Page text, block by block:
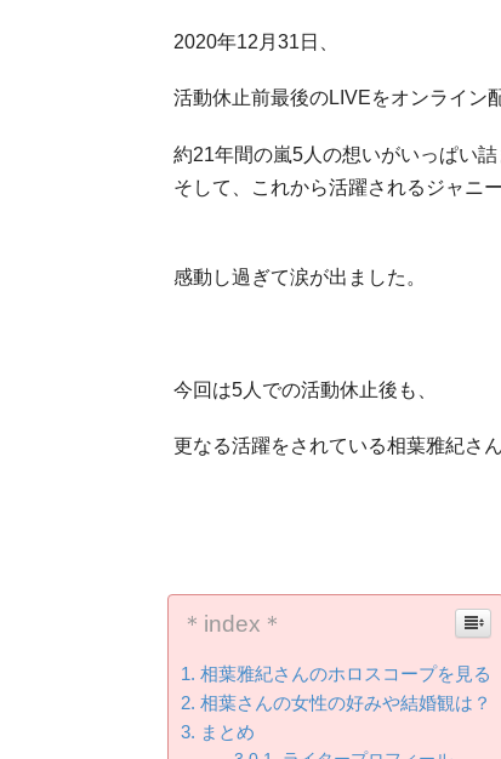
2020年12月31日、
活動休止前最後のLIVEをオンライン
約21年間の嵐5人の想いがいっぱい詰
そして、これから活躍されるジャニ
感動し過ぎて涙が出ました。
今回は5人での活動休止後も、
更なる活躍をされている相葉雅紀さ
＊index＊
相葉雅紀さんのホロスコープを見る
相葉さんの女性の好みや結婚観は？
まとめ